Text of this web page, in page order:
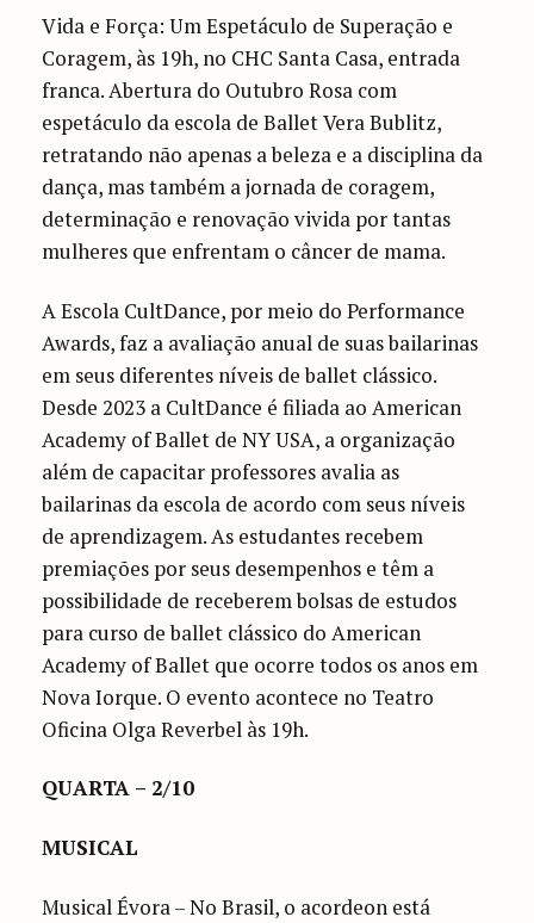
Vida e Força: Um Espetáculo de Superação e
Coragem, às 19h, no CHC Santa Casa, entrada
franca. Abertura do Outubro Rosa com
espetáculo da escola de Ballet Vera Bublitz,
retratando não apenas a beleza e a disciplina da
dança, mas também a jornada de coragem,
determinação e renovação vivida por tantas
mulheres que enfrentam o câncer de mama.
A Escola CultDance, por meio do Performance
Awards, faz a avaliação anual de suas bailarinas
em seus diferentes níveis de ballet clássico.
Desde 2023 a CultDance é filiada ao American
Academy of Ballet de NY USA, a organização
além de capacitar professores avalia as
bailarinas da escola de acordo com seus níveis
de aprendizagem. As estudantes recebem
premiações por seus desempenhos e têm a
possibilidade de receberem bolsas de estudos
para curso de ballet clássico do American
Academy of Ballet que ocorre todos os anos em
Nova Iorque. O evento acontece no Teatro
Oficina Olga Reverbel às 19h.
QUARTA – 2/10
MUSICAL
Musical Évora – No Brasil, o acordeon está